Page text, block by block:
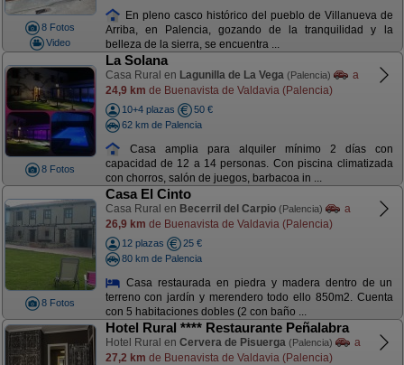
8 Fotos
Video
En pleno casco histórico del pueblo de Villanueva de
Arriba, en Palencia, gozando de la tranquilidad y la
belleza de la sierra, se encuentra ...
8 Fotos
La Solana
Casa Rural en Lagunilla de La Vega (Palencia)
a
24,9 km de Buenavista de Valdavia (Palencia)
10+4 plazas
50 €
62 km de Palencia
Casa amplia para alquiler mínimo 2 días con
capacidad de 12 a 14 personas. Con piscina climatizada
con chorros, salón de juegos, barbacoa in ...
8 Fotos
Casa El Cinto
Casa Rural en Becerril del Carpio (Palencia)
a
26,9 km de Buenavista de Valdavia (Palencia)
12 plazas
25 €
80 km de Palencia
Casa restaurada en piedra y madera dentro de un
terreno con jardín y merendero todo ello 850m2. Cuenta
con 5 habitaciones dobles (2 con baño ...
Hotel Rural **** Restaurante Peñalabra
Hotel Rural en Cervera de Pisuerga (Palencia)
a
27,2 km de Buenavista de Valdavia (Palencia)